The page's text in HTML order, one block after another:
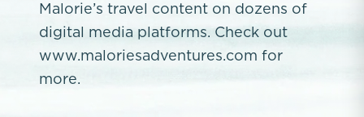
Malorie’s travel content on dozens of
digital media platforms. Check out
www.maloriesadventures.com for
more.